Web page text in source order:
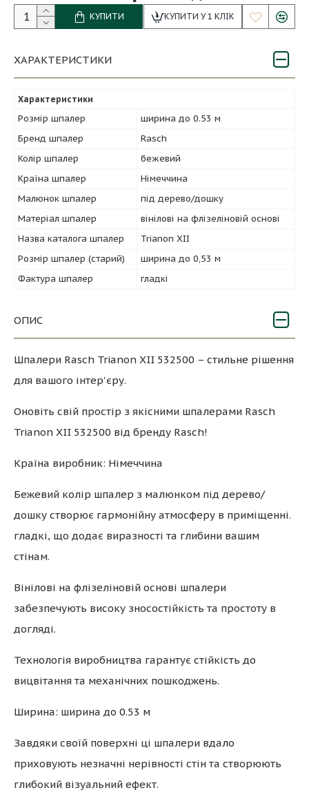
КУПИТИ КУПИТИ У 1 КЛІК
ХАРАКТЕРИСТИКИ
Характеристики
Розмір шпалер
ширина до 0.53 м
Бренд шпалер
Rasch
Колір шпалер
бежевий
Країна шпалер
Німеччина
Малюнок шпалер
під дерево/дошку
Матеріал шпалер
вінілові на флізеліновій основі
Назва каталога шпалер
Trianon XII
Розмір шпалер (старий)
ширина до 0,53 м
Фактура шпалер
гладкі
ОПИС
Шпалери Rasch Trianon XII 532500 – стильне рішення
для вашого інтер'єру.
Оновіть свій простір з якісними шпалерами Rasch
Trianon XII 532500 від бренду Rasch!
Країна виробник: Німеччина
Бежевий колір шпалер з малюнком під дерево/
дошку створює гармонійну атмосферу в приміщенні.
гладкі, що додає виразності та глибини вашим
стінам.
Вінілові на флізеліновій основі шпалери
забезпечують високу зносостійкість та простоту в
догляді.
Технологія виробництва гарантує стійкість до
вицвітання та механічних пошкоджень.
Ширина: ширина до 0.53 м
Завдяки своїй поверхні ці шпалери вдало
приховують незначні нерівності стін та створюють
глибокий візуальний ефект.